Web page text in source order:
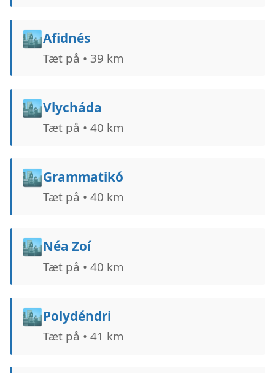
🏙️Afidnés
Tæt på • 39 km
🏙️Vlycháda
Tæt på • 40 km
🏙️Grammatikó
Tæt på • 40 km
🏙️Néa Zoí
Tæt på • 40 km
🏙️Polydéndri
Tæt på • 41 km